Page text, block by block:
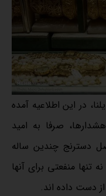
در این اطلاعیه آمده
صرفا به امید
دسترنج چندین ساله
تنها منفعتی برای آنها
دست داده اند.